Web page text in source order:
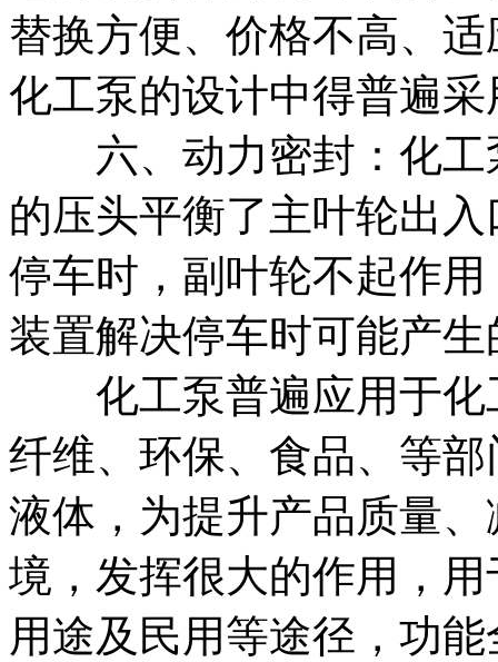
替换方便、价格不高、
化工泵的设计中得普遍采
六、动力密封：化工
的压头平衡了主叶轮出
停车时，副叶轮不起作
装置解决停车时可能产
化工泵普遍应用于化
纤维、环保、食品、等
液体，为提升产品质量
境，发挥很大的作用，
用途及民用等途径，功能